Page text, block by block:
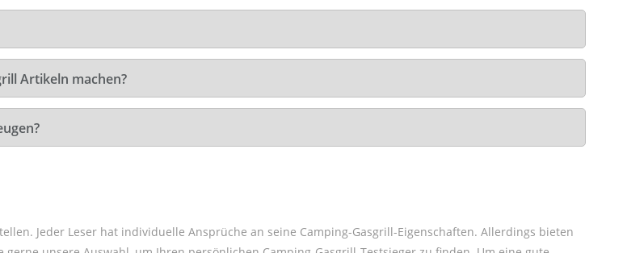
Artikeln machen?
Jeder Leser hat individuelle Ansprüche an seine Camping-Gasgrill-Eigenschaften. Allerdings bieten